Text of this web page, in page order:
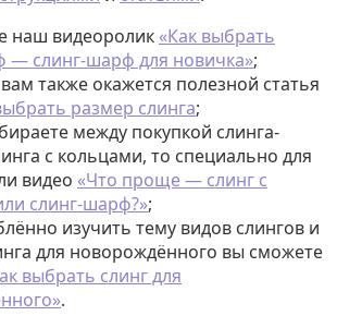
наш видеоролик «Как выбрать
— слинг-шарф для новичка»;
также окажется полезной статья
размер слинга;
между покупкой слинга-
с кольцами, то специально для
видео «Что проще — слинг с
слинг-шарф?»;
изучить тему видов слингов и
для новорождённого вы сможете
выбрать слинг для
.